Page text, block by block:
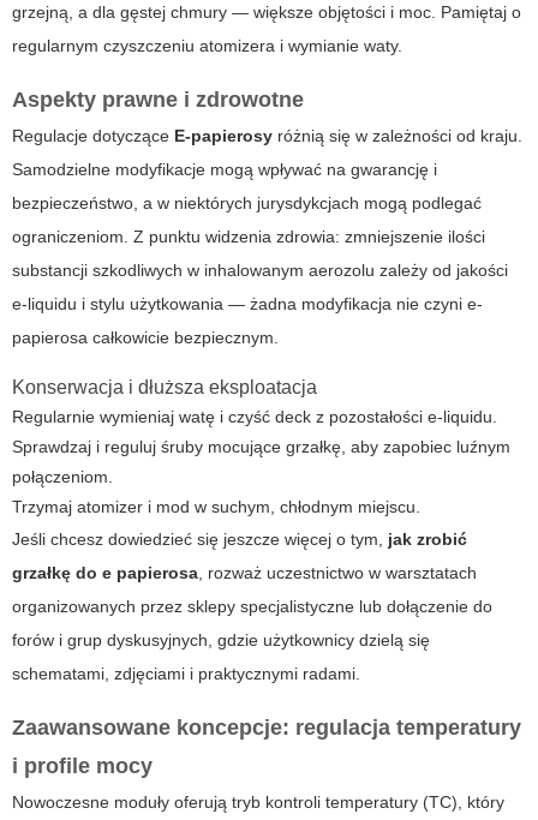
grzejną, a dla gęstej chmury — większe objętości i moc. Pamiętaj o
regularnym czyszczeniu atomizera i wymianie waty.
Aspekty prawne i zdrowotne
Regulacje dotyczące E-papierosy różnią się w zależności od kraju.
Samodzielne modyfikacje mogą wpływać na gwarancję i
bezpieczeństwo, a w niektórych jurysdykcjach mogą podlegać
ograniczeniom. Z punktu widzenia zdrowia: zmniejszenie ilości
substancji szkodliwych w inhalowanym aerozolu zależy od jakości
e-liquidu i stylu użytkowania — żadna modyfikacja nie czyni e-
papierosa całkowicie bezpiecznym.
Konserwacja i dłuższa eksploatacja
Regularnie wymieniaj watę i czyść deck z pozostałości e-liquidu.
Sprawdzaj i reguluj śruby mocujące grzałkę, aby zapobiec luźnym
połączeniom.
Trzymaj atomizer i mod w suchym, chłodnym miejscu.
Jeśli chcesz dowiedzieć się jeszcze więcej o tym, jak zrobić
grzałkę do e papierosa , rozważ uczestnictwo w warsztatach
organizowanych przez sklepy specjalistyczne lub dołączenie do
forów i grup dyskusyjnych, gdzie użytkownicy dzielą się
schematami, zdjęciami i praktycznymi radami.
Zaawansowane koncepcje: regulacja temperatury
i profile mocy
Nowoczesne moduły oferują tryb kontroli temperatury (TC), który